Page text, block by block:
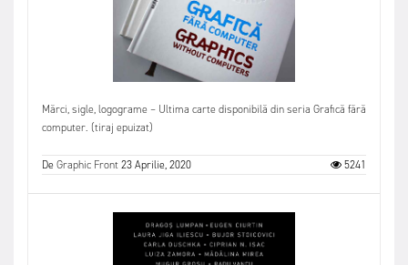
Mărci, sigle, logograme – Ultima carte disponibilă din seria Grafică fără
computer. (tiraj epuizat)
DeGraphic Front23 Aprilie, 2020 5241